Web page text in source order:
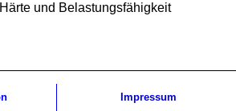
und Belastungsfähigkeit
Impressum